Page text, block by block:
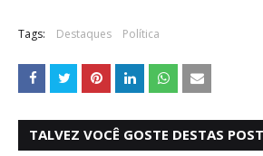
Tags: Destaques Política
TALVEZ VOCÊ GOSTE DESTAS